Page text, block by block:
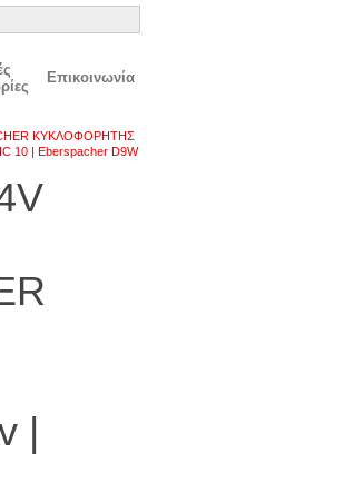
Επικοινωνία
ΚΥΚΛΟΦΟΡΗΤΗΣ
10 | Eberspacher D9W
|